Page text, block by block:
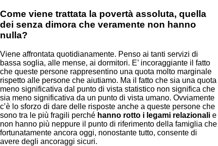
Come viene trattata la povertà assoluta, quella
dei senza dimora che veramente non hanno
nulla?
Viene affrontata quotidianamente. Penso ai tanti servizi di
bassa soglia, alle mense, ai dormitori. E’ incoraggiante il fatto
che queste persone rappresentino una quota molto marginale
rispetto alle persone che aiutiamo. Ma il fatto che sia una quota
meno significativa dal punto di vista statistico non significa che
sia meno significativa da un punto di vista umano. Ovviamente
c’è lo sforzo di dare delle risposte anche a queste persone che
sono tra le più fragili perché hanno rotto i legami relazionali e
non hanno più neppure il punto di riferimento della famiglia che
fortunatamente ancora oggi, nonostante tutto, consente di
avere degli ancoraggi sicuri.